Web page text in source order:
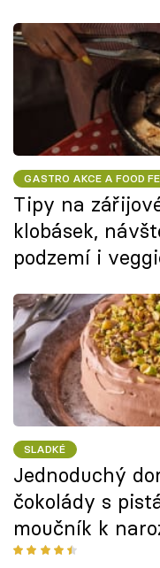
GASTRO AKCE A FOOD
Tipy na
klobásek,
podzemí i
SLADKÉ
Jednoduchý
čokolády s
moučník k
nedělním obědě